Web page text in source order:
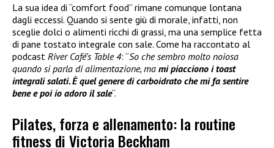
La sua idea di “comfort food” rimane comunque lontana
dagli eccessi. Quando si sente giù di morale, infatti, non
sceglie dolci o alimenti ricchi di grassi, ma una semplice fetta
di pane tostato integrale con sale. Come ha raccontato al
podcast River Café’s Table 4: “So che sembro molto noiosa
quando si parla di alimentazione, ma mi piacciono i toast
integrali salati. È quel genere di carboidrato che mi fa sentire
bene e poi io adoro il sale“.
Pilates, forza e allenamento: la routine
fitness di Victoria Beckham